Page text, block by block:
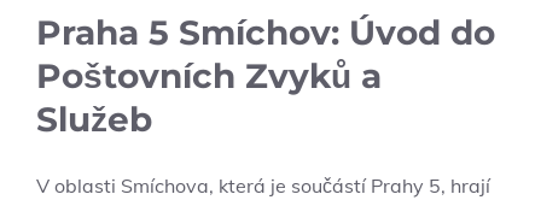
Praha 5 Smíchov: Úvod do
Poštovních Zvyků a
Služeb
V oblasti Smíchova, která je součástí Prahy 5, hrají